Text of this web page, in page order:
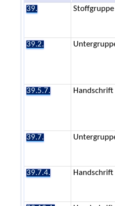
39.
Stoffgruppe
39.2.
39.5.7.
Handschrift
39.7.
39.7.4.
Handschrift